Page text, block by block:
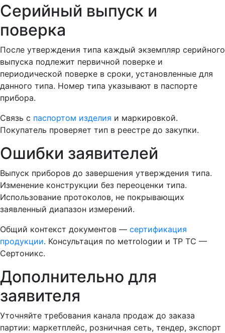
Серийный выпуск и
поверка
После утверждения типа каждый экземпляр серийного
выпуска подлежит первичной поверке и
периодической поверке в сроки, установленные для
данного типа. Номер типа указывают в паспорте
прибора.
Связь с паспортом изделия и маркировкой.
Покупатель проверяет тип в реестре до закупки.
Ошибки заявителей
Выпуск приборов до завершения утверждения типа.
Изменение конструкции без переоценки типа.
Использование протоколов, не покрывающих
заявленный диапазон измерений.
Общий контекст документов — сертификация
продукции. Консультация по метrologии и ТР ТС —
Сертоникс.
Дополнительно для
заявителя
Уточняйте требования канала продаж до заказа
партии: маркетплейс, розничная сеть, тендер, экспорт